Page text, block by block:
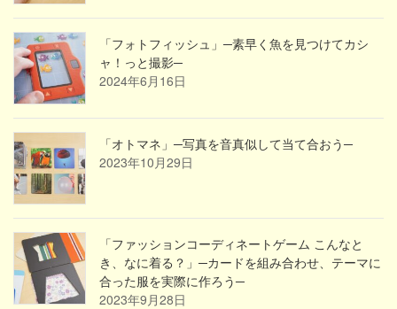
「フォトフィッシュ」─素早く魚を見つけてカシ
ャ！っと撮影─
2024年6月16日
「オトマネ」─写真を音真似して当て合おう─
2023年10月29日
「ファッションコーディネートゲーム こんなと
き、なに着る？」─カードを組み合わせ、テーマに
合った服を実際に作ろう─
2023年9月28日